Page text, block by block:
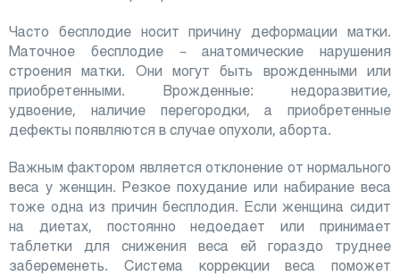
Часто бесплодие носит причину деформации матки.
Маточное бесплодие – анатомические нарушения
строения матки. Они могут быть врожденными или
приобретенными. Врожденные: недоразвитие,
удвоение, наличие перегородки, а приобретенные
дефекты появляются в случае опухоли, аборта.
Важным фактором является отклонение от нормального
веса у женщин. Резкое похудание или набирание веса
тоже одна из причин бесплодия. Если женщина сидит
на диетах, постоянно недоедает или принимает
таблетки для снижения веса ей гораздо труднее
забеременеть. Система коррекции веса поможет